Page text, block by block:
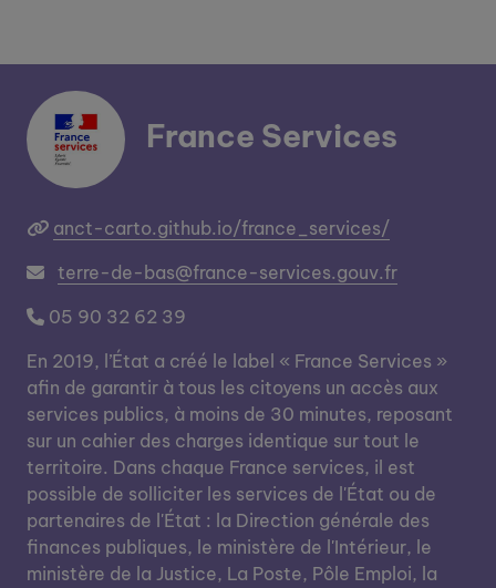
France Services
anct-carto.github.io/france_services/
terre-de-bas@france-services.gouv.fr
05 90 32 62 39
En 2019, l’État a créé le label « France Services »
afin de garantir à tous les citoyens un accès aux
services publics, à moins de 30 minutes, reposant
sur un cahier des charges identique sur tout le
territoire. Dans chaque France services, il est
possible de solliciter les services de l'État ou de
partenaires de l'État : la Direction générale des
finances publiques, le ministère de l'Intérieur, le
ministère de la Justice, La Poste, Pôle Emploi, la